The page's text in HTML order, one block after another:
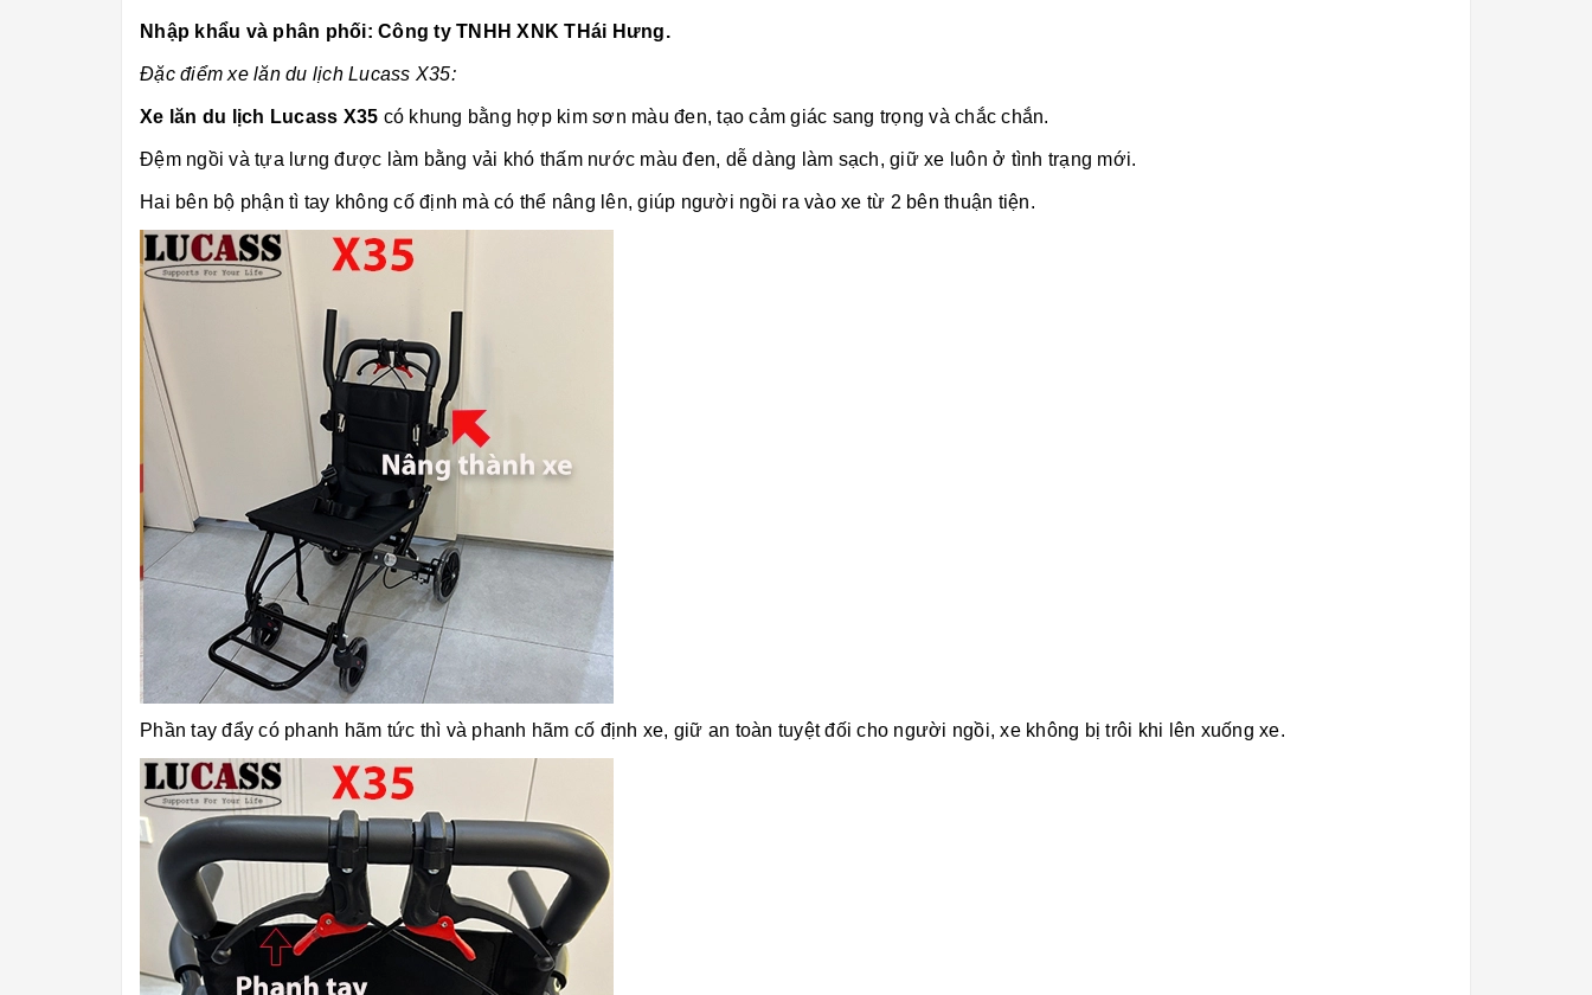
Nhập khẩu và phân phối: Công ty TNHH XNK THái Hưng.
Đặc điểm xe lăn du lịch Lucass X35:
Xe lăn du lịch Lucass X35 có khung bằng hợp kim sơn màu đen, tạo cảm giác sang trọng và chắc chắn.
Đệm ngồi và tựa lưng được làm bằng vải khó thấm nước màu đen, dễ dàng làm sạch, giữ xe luôn ở tình trạng mới.
Hai bên bộ phận tì tay không cố định mà có thể nâng lên, giúp người ngồi ra vào xe từ 2 bên thuận tiện.
Phần tay đẩy có phanh hãm tức thì và phanh hãm cố định xe, giữ an toàn tuyệt đối cho người ngồi, xe không bị trôi khi lên xuống xe.